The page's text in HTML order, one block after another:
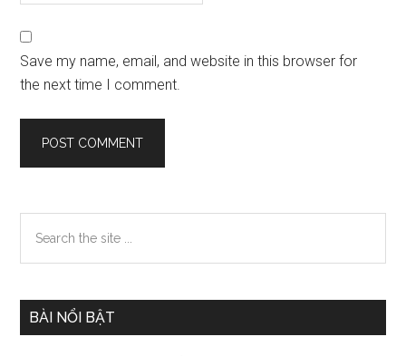
Save my name, email, and website in this browser for
the next time I comment.
Primary
Sidebar
the
BÀI NỔI BẬT